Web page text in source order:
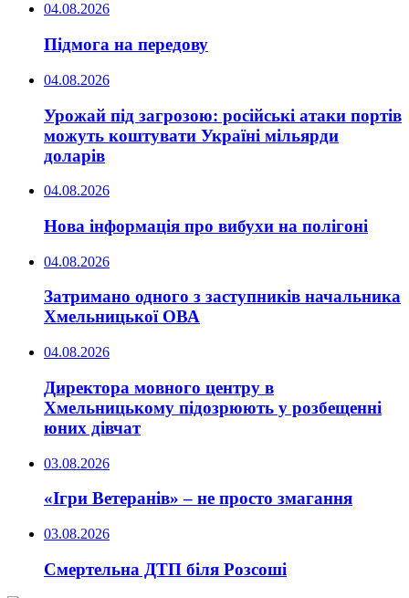
04.08.2026
Підмога на передову
04.08.2026
Урожай під загрозою: російські атаки портів
можуть коштувати Україні мільярди
доларів
04.08.2026
Нова інформація про вибухи на полігоні
04.08.2026
Затримано одного з заступників начальника
Хмельницької ОВА
04.08.2026
Директора мовного центру в
Хмельницькому підозрюють у розбещенні
юних дівчат
03.08.2026
«Ігри Ветеранів» – не просто змагання
03.08.2026
Смертельна ДТП біля Розсоші